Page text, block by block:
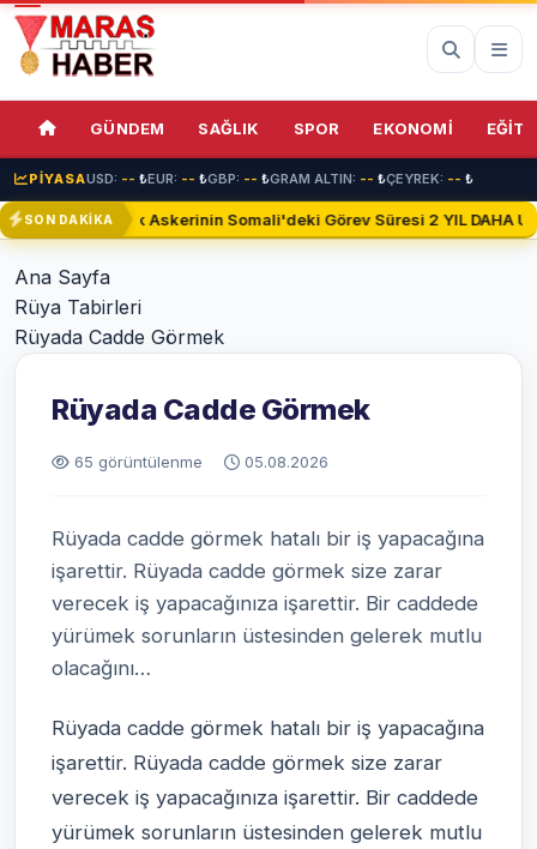
GÜNDEM SAĞLIK SPOR EKONOMİ
PİYASAUSD: -- ₺EUR: -- ₺GBP: -- ₺GRAM ALTIN: -- ₺ÇEYREK: -- ₺
SON DAKİKATürk Askerinin Somali'deki Görev Süresi 2 YIL DAHA
Ana Sayfa
Rüya Tabirleri
Rüyada Cadde Görmek
Rüyada Cadde Görmek
65 görüntülenme 05.08.2026
Rüyada cadde görmek hatalı bir iş yapacağına
işarettir. Rüyada cadde görmek size zarar
verecek iş yapacağınıza işarettir. Bir caddede
yürümek sorunların üstesinden gelerek mutlu
olacağını…
Rüyada cadde görmek hatalı bir iş yapacağına
işarettir. Rüyada cadde görmek size zarar
verecek iş yapacağınıza işarettir. Bir caddede
yürümek sorunların üstesinden gelerek mutlu